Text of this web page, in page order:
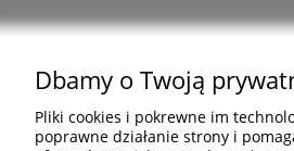
Pomoc
Dbamy o Twoją
Pliki cookies i pokrewne im
poprawne działanie strony i